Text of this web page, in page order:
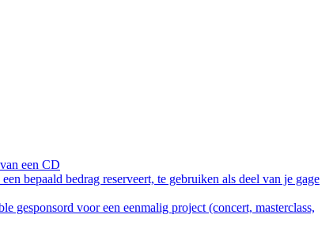
een CD
bepaald bedrag reserveert, te gebruiken als deel van je gage
gesponsord voor een eenmalig project (concert, masterclass,